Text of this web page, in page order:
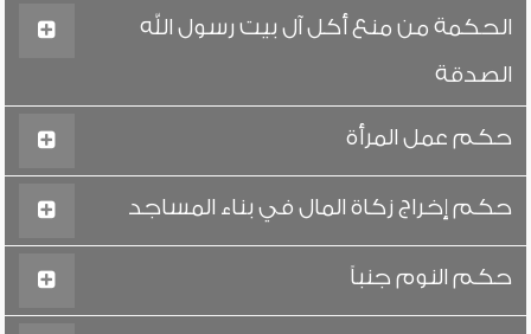
الحكمة من منع أكل آل بيت رسول الله
الصدقة
حكم عمل المرأة
حكم إخراج زكاة المال في بناء المساجد
حكم النوم جنباً